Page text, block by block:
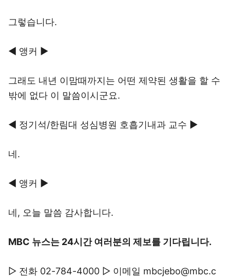
그렇습니다.
◀ 앵커 ▶
그래도 내년 이맘때까지는 어떤 제약된 생활을 할 수
밖에 없다 이 말씀이시군요.
◀ 정기석/한림대 성심병원 호흡기내과 교수 ▶
네.
◀ 앵커 ▶
네, 오늘 말씀 감사합니다.
MBC 뉴스는 24시간 여러분의 제보를 기다립니다.
▷ 전화 02-784-4000 ▷ 이메일 mbcjebo@mbc.c